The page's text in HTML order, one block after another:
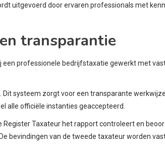
uitgevoerd door ervaren professionals met
transparantie
professionele bedrijfstaxatie gewerkt met
systeem zorgt voor een transparante
alle officiële instanties geaccepteerd.
Taxateur het rapport controleert en
bevindingen van de tweede taxateur worden